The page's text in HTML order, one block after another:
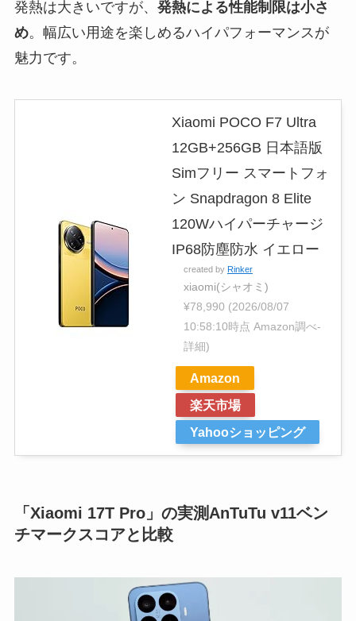
発熱は大きいですが、 発熱による性能制限は小さ
め。幅広い用途を楽しめるハイパフォーマンスが
魅力です。
Xiaomi POCO F7 Ultra
12GB+256GB 日本語版
Simフリー スマートフォ
ン Snapdragon 8 Elite
120Wハイパーチャージ
IP68防塵防水 イエロー
created by Rinker
xiaomi(シャオミ)
¥78,990 (2026/08/07
10:58:10時点 Amazon調べ-
詳細)
Amazon
楽天市場
Yahooショッピング
「Xiaomi 17T Pro」の実測AnTuTu v11ベン
チマークスコアと比較